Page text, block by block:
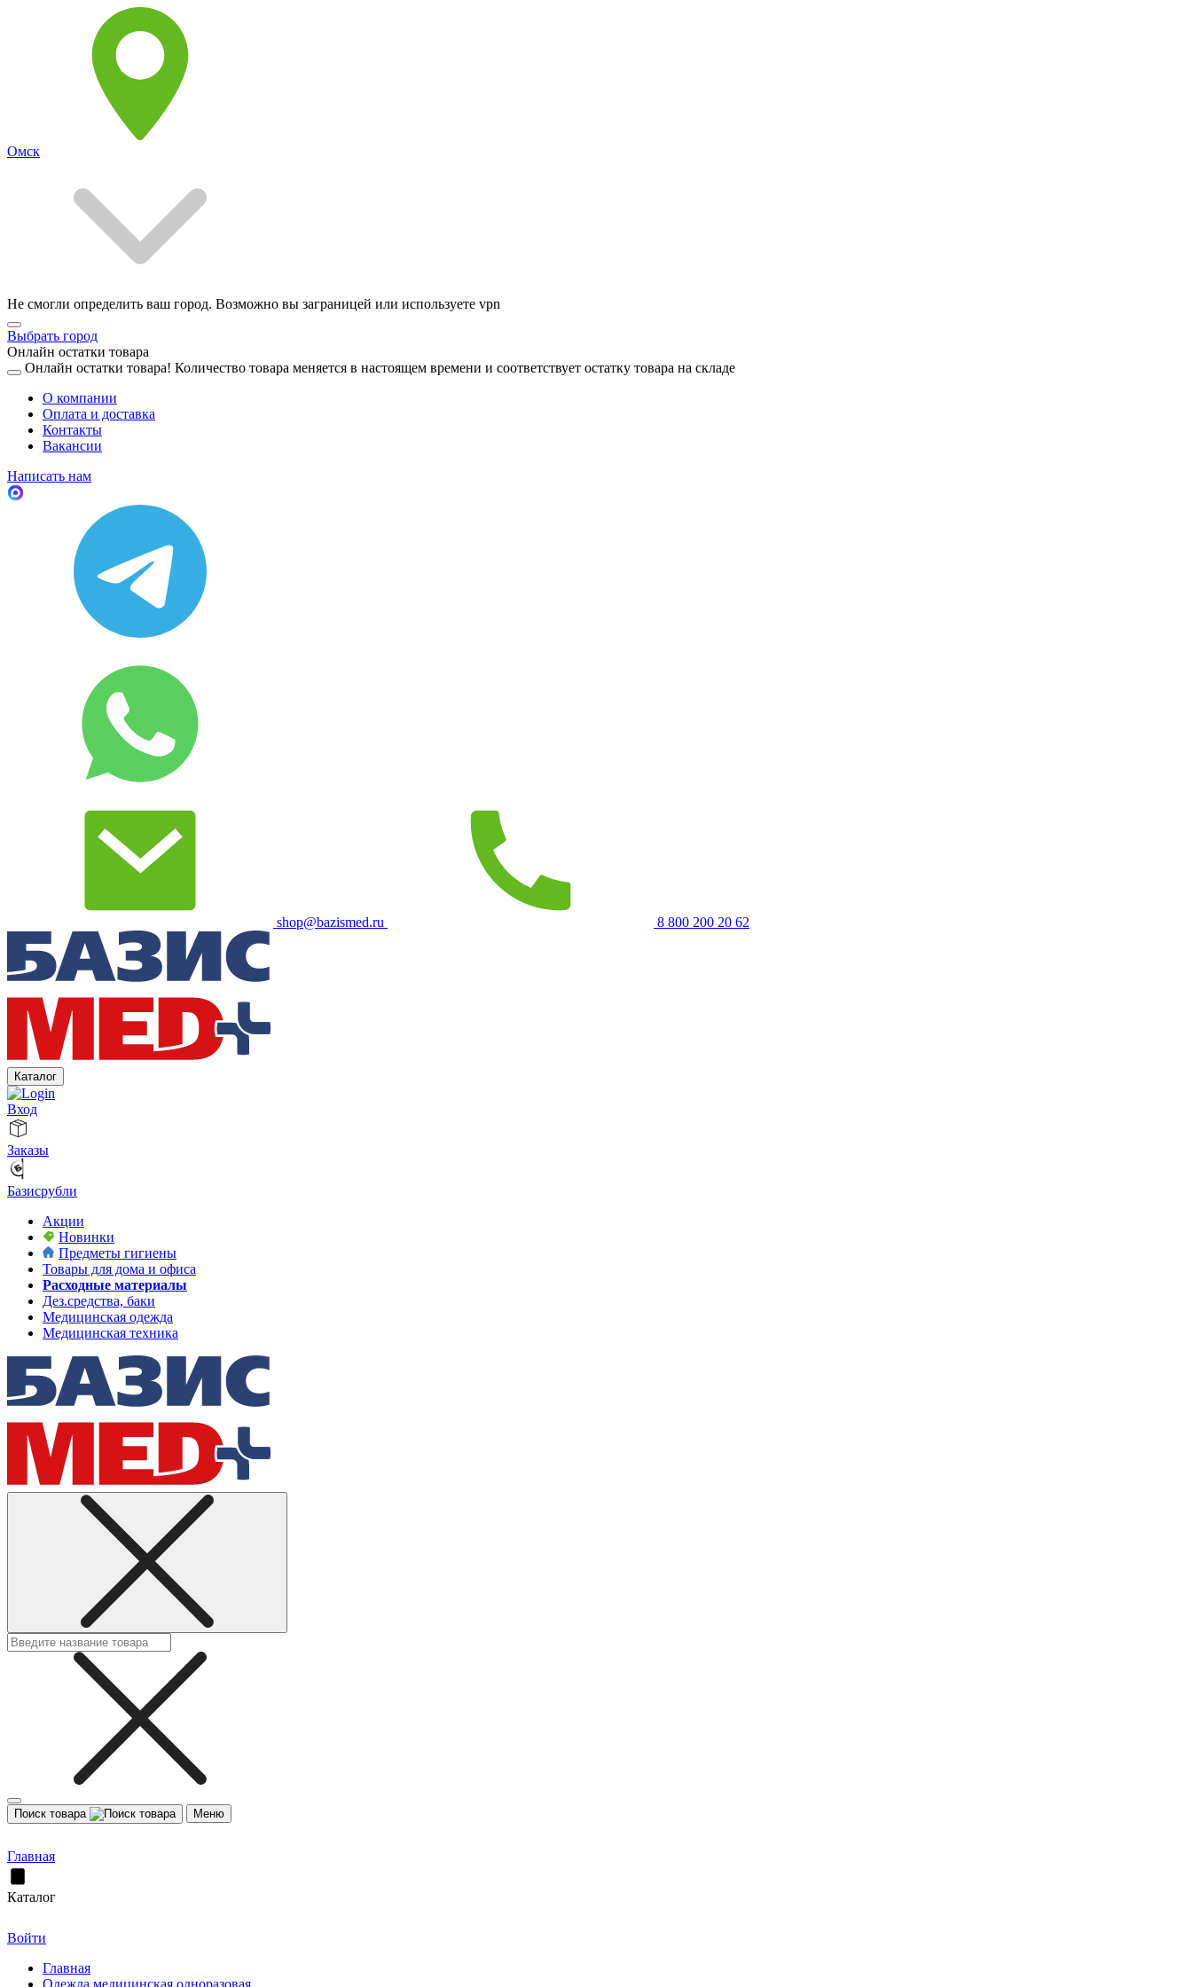
Омск
Не смогли определить ваш город. Возможно вы заграницей или используете vpn
Выбрать город
Онлайн остатки товара
Онлайн остатки товара! Количество товара меняется в настоящем времени и соответствует остатку товара на складе
О компании
Оплата и доставка
Контакты
Вакансии
Написать нам
shop@bazismed.ru 8 800 200 20 62
Каталог
Вход
Заказы
Базисрубли
Акции
Новинки
Предметы гигиены
Товары для дома и офиса
Расходные материалы
Дез.средства, баки
Медицинская одежда
Медицинская техника
Поиск товара Меню
Главная
Каталог
Войти
Главная
Одежда медицинская одноразовая